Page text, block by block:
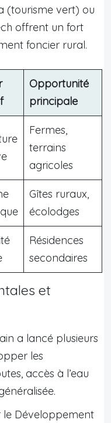
(tourisme vert) ou
offrent un fort
foncier rural.
Opportunité
principale
Fermes,
terrains
agricoles
Gîtes ruraux,
écolodges
Résidences
secondaires
et
a lancé plusieurs
les
accès à l’eau
le Développement